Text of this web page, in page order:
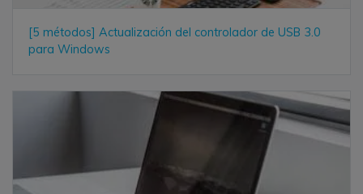
[5 métodos] Actualización del controlador de USB 3.0
para Windows